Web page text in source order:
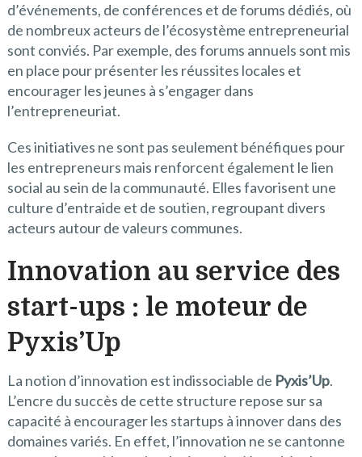
d’événements, de conférences et de forums dédiés, où
de nombreux acteurs de l’écosystème entrepreneurial
sont conviés. Par exemple, des forums annuels sont mis
en place pour présenter les réussites locales et
encourager les jeunes à s’engager dans
l’entrepreneuriat.
Ces initiatives ne sont pas seulement bénéfiques pour
les entrepreneurs mais renforcent également le lien
social au sein de la communauté. Elles favorisent une
culture d’entraide et de soutien, regroupant divers
acteurs autour de valeurs communes.
Innovation au service des
start-ups : le moteur de
Pyxis’Up
La notion d’innovation est indissociable de Pyxis’Up.
L’encre du succès de cette structure repose sur sa
capacité à encourager les startups à innover dans des
domaines variés. En effet, l’innovation ne se cantonne